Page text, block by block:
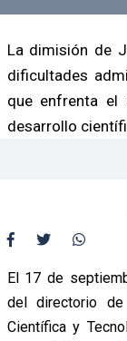
La dimisión de
dificultades
que enfrenta el
desarrollo
El 17 de
del directorio
Científica y